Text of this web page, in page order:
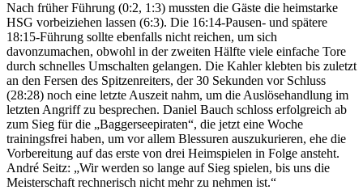
Nach früher Führung (0:2, 1:3) mussten die Gäste die heimstarke
HSG vorbeiziehen lassen (6:3). Die 16:14-Pausen- und spätere
18:15-Führung sollte ebenfalls nicht reichen, um sich
davonzumachen, obwohl in der zweiten Hälfte viele einfache Tore
durch schnelles Umschalten gelangen. Die Kahler klebten bis zuletzt
an den Fersen des Spitzenreiters, der 30 Sekunden vor Schluss
(28:28) noch eine letzte Auszeit nahm, um die Auslösehandlung im
letzten Angriff zu besprechen. Daniel Bauch schloss erfolgreich ab
zum Sieg für die „Baggerseepiraten“, die jetzt eine Woche
trainingsfrei haben, um vor allem Blessuren auszukurieren, ehe die
Vorbereitung auf das erste von drei Heimspielen in Folge ansteht.
André Seitz: „Wir werden so lange auf Sieg spielen, bis uns die
Meisterschaft rechnerisch nicht mehr zu nehmen ist.“